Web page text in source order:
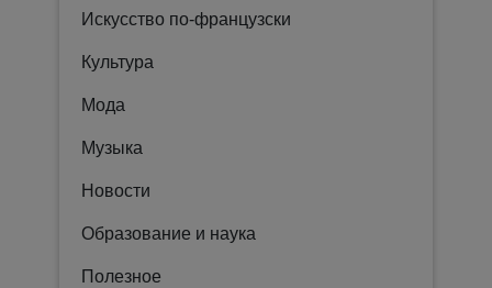
Искусство по-французски
Культура
Мода
Музыка
Новости
Образование и наука
Полезное